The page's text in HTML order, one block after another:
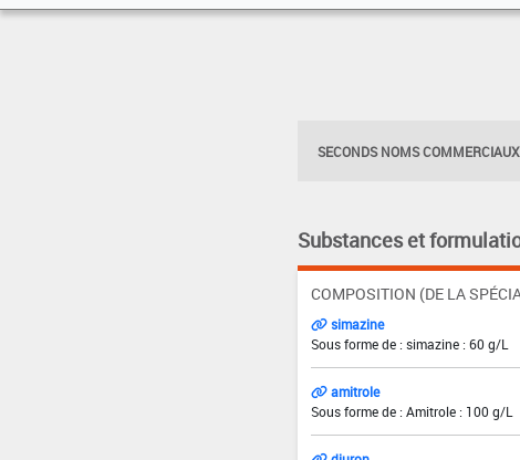
SECONDS NOMS
Substances et
COMPOSITION (DE LA
simazine
Sous forme de : simazine : 60 g/L
amitrole
Sous forme de : Amitrole : 100 g/L